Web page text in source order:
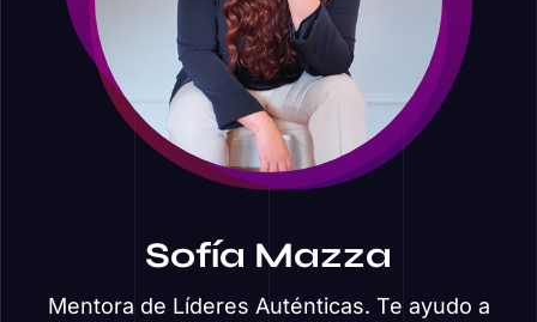
Sofía Mazza
Mentora de Líderes Auténticas. Te ayudo a